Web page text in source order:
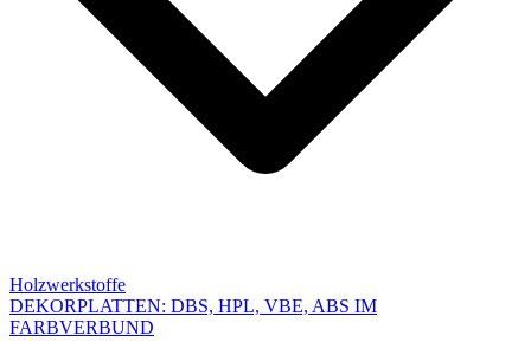
Holzwerkstoffe
DEKORPLATTEN: DBS, HPL, VBE, ABS IM
FARBVERBUND